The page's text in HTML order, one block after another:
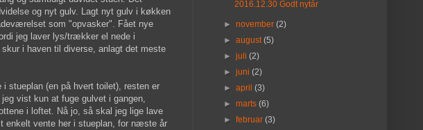
og nyt gulv. Lagt nyt gulv i køkken
som "opvasker". Fået nye
jeg laver lys/trækker el nede i
i haven til diverse, anlagt det meste
stueplan (en på hvert toilet), resten er
vist kun at fuge gulvet i gangen,
i loftet. Nå jo, så skal jeg lige lave
enkelt vente her i stueplan, for næste år
2016.12.30 Godt nytår
►november(2)
►august(5)
►juli(2)
►juni(2)
►april(3)
►marts(6)
►februar(3)